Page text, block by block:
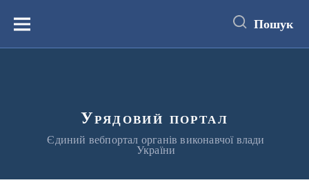
вмістуМеню Пошук
Урядовий портал
Єдиний вебпортал органів виконавчої влади
України